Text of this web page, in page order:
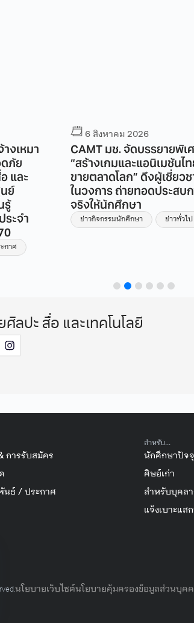
งเหมา
ภัย
และ
ย์
รู้
ระจำ
กาศ
6 สิงหาคม 2026
CAMT มช. จัดบรรยายพิเ
“สร้างเกมและแอนิเมชันไ
ขายตลาดโลก” ดึงผู้เชี่ยว
ในวงการ ถ่ายทอดประสบ
จริงให้นักศึกษา
ข่าวกิจกรรมนักศึกษา ข่าวทั่วไป
ลปะ สื่อ และเทคโนโลยี
การรับสมัคร
นธ์ / ประกาศ
สำหรับ...
นักศึกษาปัจ
ศิษย์เก่า
สำหรับบุคล
แจ้งเบาะแ
นโยบายเว็บไซต์นโยบายคุ้มครองข้อมูลส่วนบุค